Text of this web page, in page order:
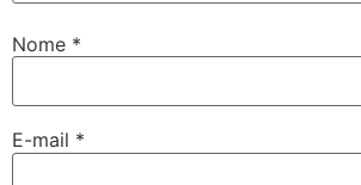
Nome *
E-mail *